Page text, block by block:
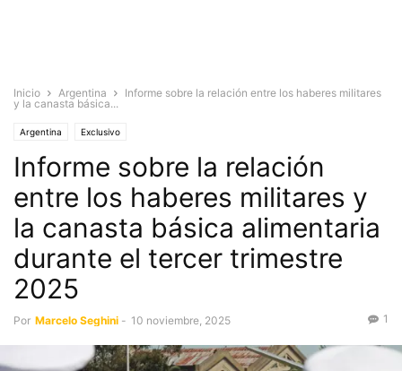
Inicio Argentina
Informe sobre la relación entre los haberes militares
y la canasta básica...
Argentina Exclusivo
Informe sobre la relación
entre los haberes militares y
la canasta básica alimentaria
durante el tercer trimestre
2025
Por Marcelo Seghini - 10 noviembre, 2025 1